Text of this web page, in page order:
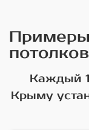
Каждый
Крыму